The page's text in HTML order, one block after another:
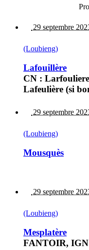
29 septembre
(Loubieng)
Lafouillère
CN :
Lafeulière (si
29 septembre
(Loubieng)
Mousquès
29 septembre
(Loubieng)
Mesplatère
FANTOIR,